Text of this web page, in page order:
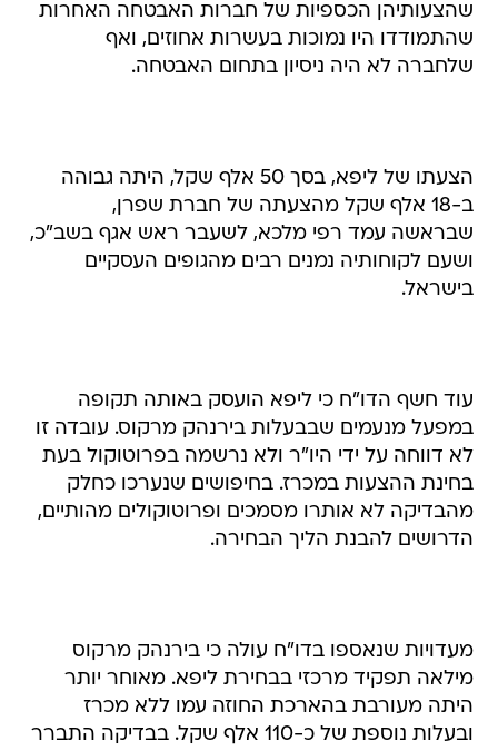
שהצעותיהן הכספיות של חברות האבטחה האחרות
שהתמודדו היו נמוכות בעשרות אחוזים, ואף
שלחברה לא היה ניסיון בתחום האבטחה.
הצעתו של ליפא, בסך 50 אלף שקל, היתה גבוהה
ב-18 אלף שקל מהצעתה של חברת שפרן,
שבראשה עמד רפי מלכא, לשעבר ראש אגף בשב"כ,
ושעם לקוחותיה נמנים רבים מהגופים העסקיים
בישראל.
עוד חשף הדו"ח כי ליפא הועסק באותה תקופה
במפעל מנעמים שבבעלות בירנהק מרקוס. עובדה זו
לא דווחה על ידי היו"ר ולא נרשמה בפרוטוקול בעת
בחינת ההצעות במכרז. בחיפושים שנערכו כחלק
מהבדיקה לא אותרו מסמכים ופרוטוקולים מהותיים,
הדרושים להבנת הליך הבחירה.
מעדויות שנאספו בדו"ח עולה כי בירנהק מרקוס
מילאה תפקיד מרכזי בבחירת ליפא. מאוחר יותר
היתה מעורבת בהארכת החוזה עמו ללא מכרז
ובעלות נוספת של כ-110 אלף שקל. בבדיקה התברר